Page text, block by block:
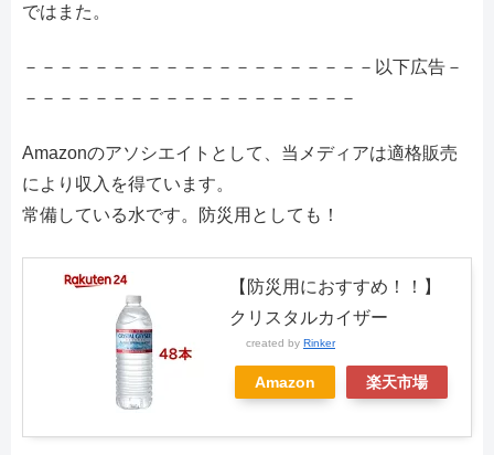
ではまた。
－－－－－－－－－－－－－－－－－－－－以下広告－
－－－－－－－－－－－－－－－－－－－
Amazonのアソシエイトとして、当メディアは適格販売
により収入を得ています。
常備している水です。防災用としても！
【防災用におすすめ！！】
クリスタルカイザー
created by Rinker
Amazon 楽天市場